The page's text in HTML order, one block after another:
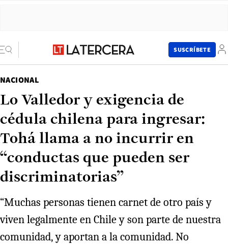
SUSCRÍBETE
NACIONAL
Lo Valledor y exigencia de
cédula chilena para ingresar:
Tohá llama a no incurrir en
“conductas que pueden ser
discriminatorias”
“Muchas personas tienen carnet de otro país y
viven legalmente en Chile y son parte de nuestra
comunidad, y aportan a la comunidad. No